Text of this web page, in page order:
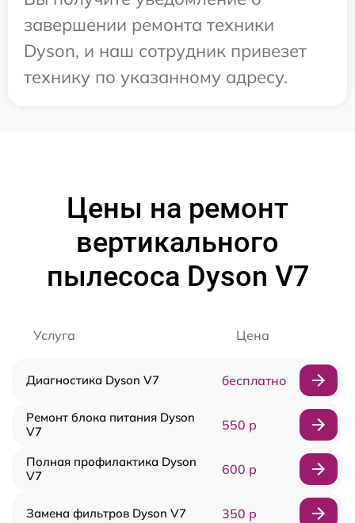
завершении ремонта техники
Dyson, и наш сотрудник привезет
технику по указанному адресу.
Цены на ремонт
вертикального
пылесоса Dyson V7
Услуга Цена
Диагностика Dyson V7 бесплатно
Ремонт блока питания Dyson
V7
550 р
Полная профилактика Dyson
V7
600 р
Замена фильтров Dyson V7 350 р